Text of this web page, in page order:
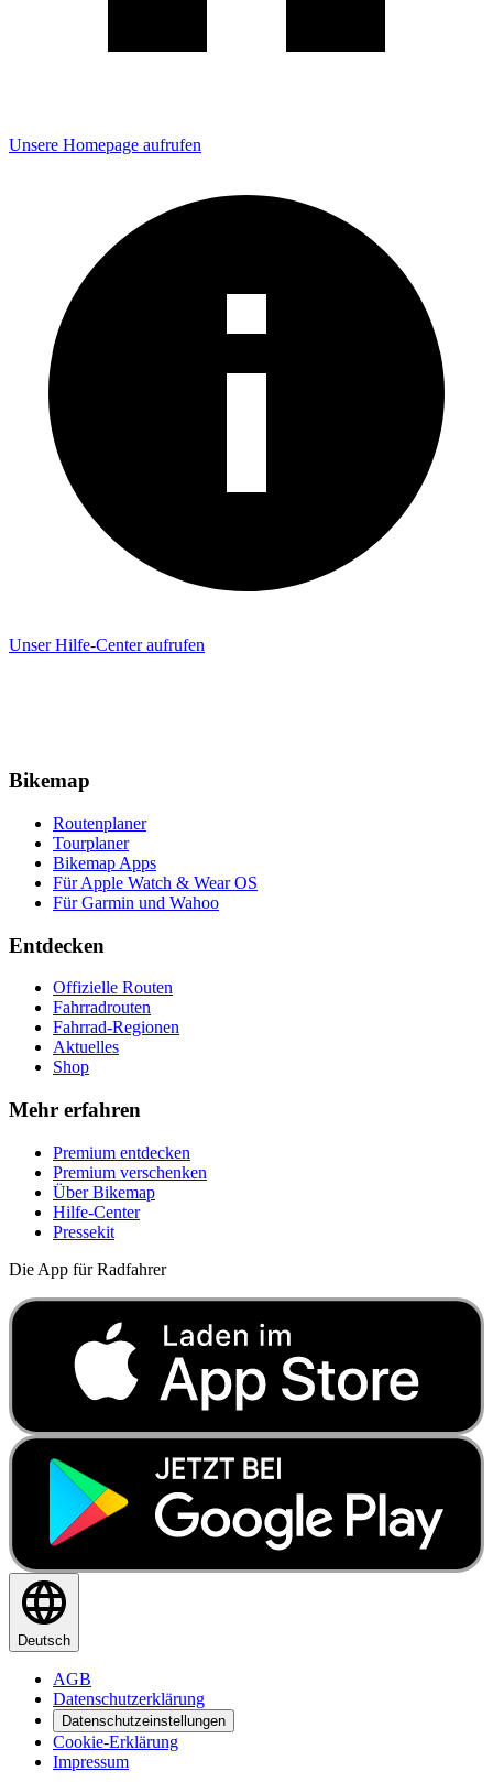
Unsere Homepage aufrufen
Unser Hilfe-Center aufrufen
Bikemap
Routenplaner
Tourplaner
Bikemap Apps
Für Apple Watch & Wear OS
Für Garmin und Wahoo
Entdecken
Offizielle Routen
Fahrradrouten
Fahrrad-Regionen
Aktuelles
Shop
Mehr erfahren
Premium entdecken
Premium verschenken
Über Bikemap
Hilfe-Center
Pressekit
Die App für Radfahrer
Deutsch
AGB
Datenschutzerklärung
Datenschutzeinstellungen
Cookie-Erklärung
Impressum